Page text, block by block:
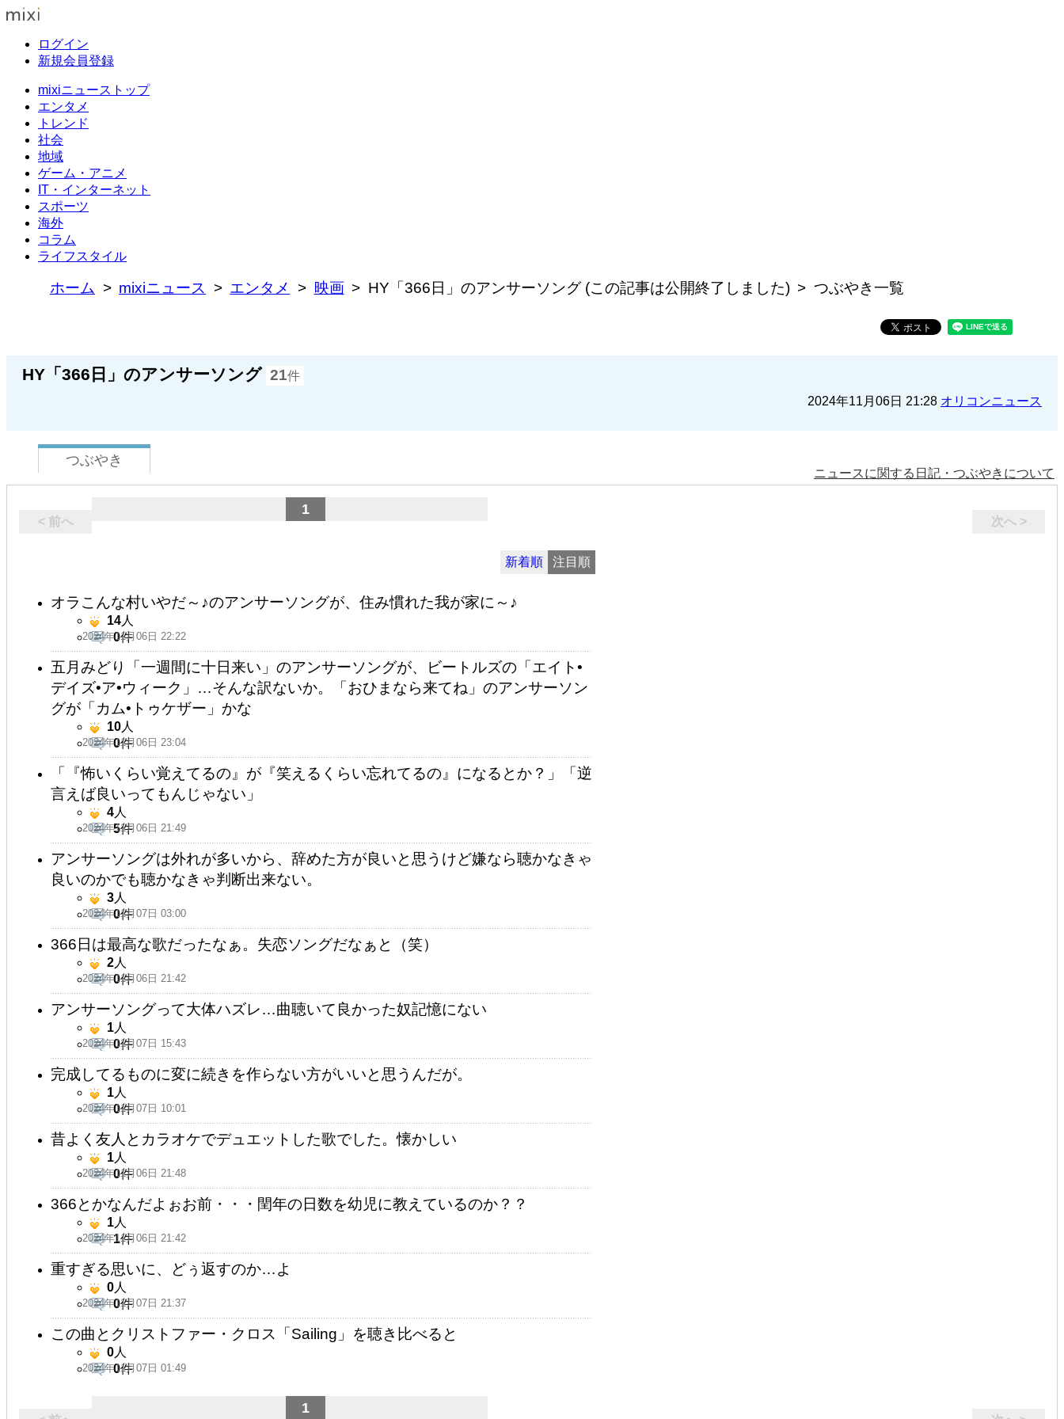
ログイン
新規会員登録
mixiニューストップ
エンタメ
トレンド
社会
地域
ゲーム・アニメ
IT・インターネット
スポーツ
海外
コラム
ライフスタイル
ホーム mixiニュース エンタメ 映画 HY「366日」のアンサーソング (この記事は公開終了しました) つぶやき一覧
HY「366日」のアンサーソング 21件
2024年11月06日 21:28 オリコンニュース
つぶやき
ニュースに関する日記・つぶやきについて
< 前へ
1
次へ >
新着順 注目順
オラこんな村いやだ～♪のアンサーソングが、住み慣れた我が家に～♪
2024年11月06日 22:22
14人
0件
五月みどり「一週間に十日来い」のアンサーソングが、ビートルズの「エイト•
デイズ•ア•ウィーク」…そんな訳ないか。「おひまなら来てね」のアンサーソン
グが「カム•トゥケザー」かな
2024年11月06日 23:04
10人
0件
「『怖いくらい覚えてるの』が『笑えるくらい忘れてるの』になるとか？」「逆
言えば良いってもんじゃない」
2024年11月06日 21:49
4人
5件
アンサーソングは外れが多いから、辞めた方が良いと思うけど嫌なら聴かなきゃ
良いのかでも聴かなきゃ判断出来ない。
2024年11月07日 03:00
3人
0件
366日は最高な歌だったなぁ。失恋ソングだなぁと（笑）
2024年11月06日 21:42
2人
0件
アンサーソングって大体ハズレ…曲聴いて良かった奴記憶にない
2024年11月07日 15:43
1人
0件
完成してるものに変に続きを作らない方がいいと思うんだが。
2024年11月07日 10:01
1人
0件
昔よく友人とカラオケでデュエットした歌でした。懐かしい
2024年11月06日 21:48
1人
0件
366とかなんだよぉお前・・・閏年の日数を幼児に教えているのか？？
2024年11月06日 21:42
1人
1件
重すぎる思いに、どぅ返すのか…よ
2024年11月07日 21:37
0人
0件
この曲とクリストファー・クロス「Sailing」を聴き比べると
2024年11月07日 01:49
0人
0件
1